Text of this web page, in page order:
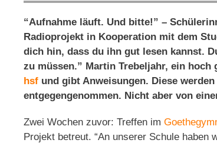
“Aufnahme läuft. Und bitte!” –
Radioprojekt in Kooperation mit dem
dich hin, dass du ihn gut lesen kannst.
zu müssen.” Martin Trebeljahr, ein
hsf und gibt Anweisungen. Diese
entgegengenommen. Nicht aber von
Zwei Wochen zuvor: Treffen im
Projekt betreut. “An unserer Schule